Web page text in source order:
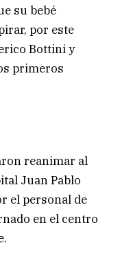
su bebé
por este
Bottini y
primeros
reanimar al
Juan Pablo
el personal de
en el centro